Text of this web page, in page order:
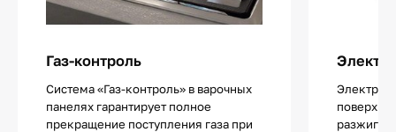
Газ-контроль
Система «Газ-контроль» в варочных
панелях гарантирует полное
прекращение поступления газа при